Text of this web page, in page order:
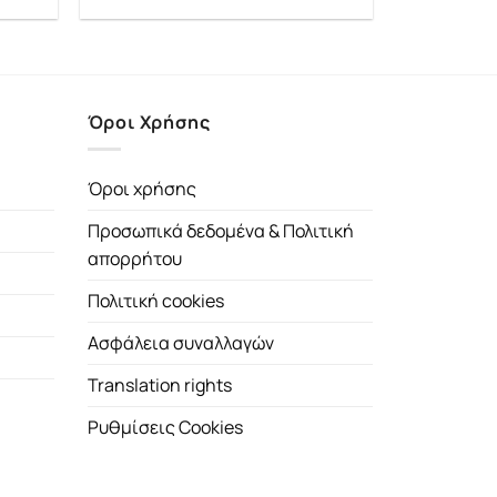
was: τιμή
Όροι Χρήσης
Όροι χρήσης
Προσωπικά δεδομένα & Πολιτική
απορρήτου
Πολιτική cookies
Ασφάλεια συναλλαγών
Translation rights
Ρυθμίσεις Cookies